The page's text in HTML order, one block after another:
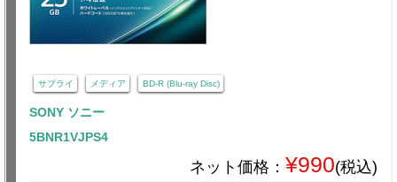
サプライ メディア BD-R (Blu-ray Disc)
SONY ソニー
5BNR1VJPS4
ネット価格： ¥990(税込)